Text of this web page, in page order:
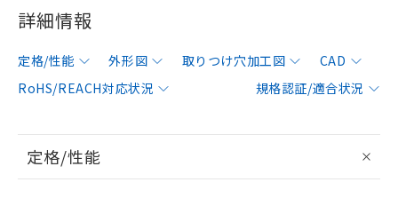
詳細情報
定格/性能 外形図 取りつけ穴加工図
CAD
RoHS/REACH対応状況
規格認証/適合状況
定格/性能